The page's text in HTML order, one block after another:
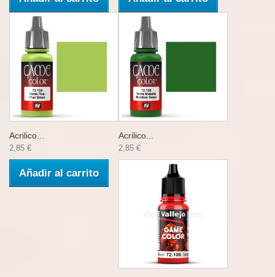
Acrilico...
2,85 €
Añadir al carrito
Acrilico...
2,85 €